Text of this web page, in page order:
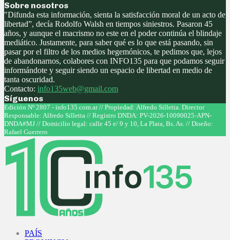
Sobre nosotros
"Difunda esta información, sienta la satisfacción moral de un acto de
libertad”, decía Rodolfo Walsh en tiempos siniestros. Pasaron 45
años, y aunque el macrismo no este en el poder continúa el blindaje
mediático. Justamente, para saber qué es lo que está pasando, sin
pasar por el filtro de los medios hegemónicos, te pedimos que, lejos
de abandonarnos, colabores con INFO135 para que podamos seguir
informándote y seguir siendo un espacio de libertad en medio de
tanta oscuridad.
Contacto: info135web@gmail.com
Síguenos
Facebook
Twitter
Instagram
Youtube
Edición Nº 2807 - info135.com.ar // Propiedad: Alfredo Silletta. Director
Responsable: Alfredo Silletta // Registro DNDA: PV-2026-10090025-APN-
DNDA#MJ // Domicilio legal: calle 45 e/ 9 y 10, La Plata, Bs. As. // Diseño:
Rafael Guerrero
PAÍS